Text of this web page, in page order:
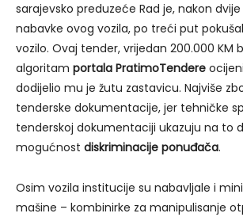
sarajevsko preduzeće Rad je, nakon
nabavke ovog vozila, po treći put
vozilo. Ovaj tender, vrijedan 200.000 KM
algoritam portala PratimoTendere
dodijelio mu je žutu zastavicu. Najviše
tenderske dokumentacije, jer tehničke
tenderskoj dokumentaciji ukazuju na to
mogućnost diskriminacije ponuđača.
Osim vozila institucije su nabavljale i
mašine – kombinirke za manipulisanje